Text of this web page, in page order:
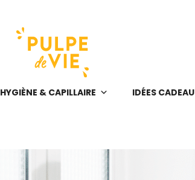
HYGIÈNE & CAPILLAIRE IDÉES CADEAU